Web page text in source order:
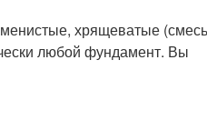
хрящеватые (смесь
любой фундамент. Вы